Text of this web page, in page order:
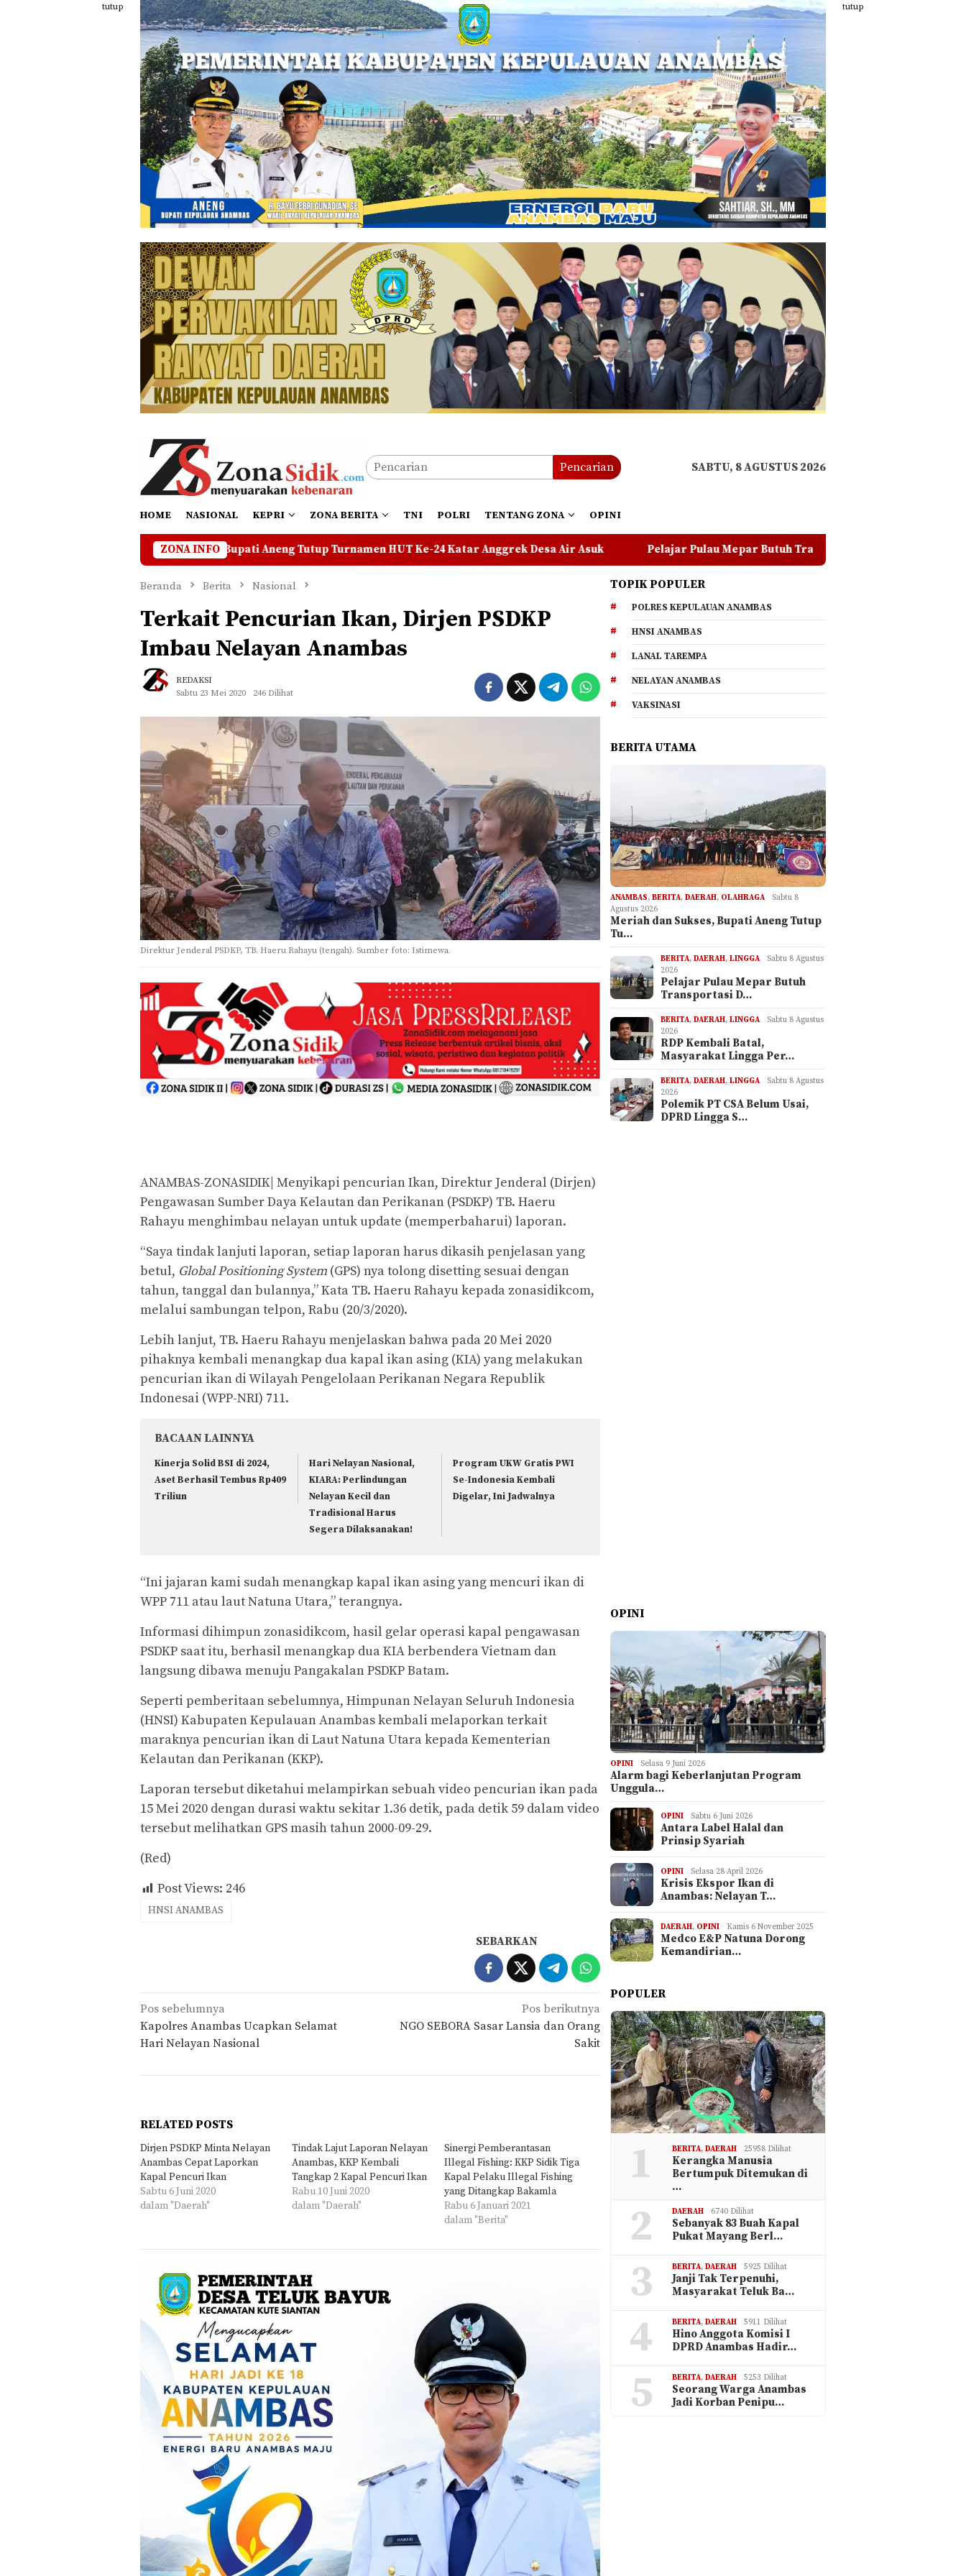
tutup tutup
Pencarian SABTU, 8 AGUSTUS 2026
HOME NASIONAL KEPRI ZONA BERITA TNI POLRI TENTANG ZONA OPINI
ZONA INFO
Meriah dan Sukses, Bupati Aneng Tutup Turnamen HUT Ke-24 Katar Anggrek Desa Air Asuk Pelajar Pulau Mepar Butuh Transportasi Darat, Warga Minta Pemkab Lingga
Beranda Berita Nasional
Terkait Pencurian Ikan, Dirjen PSDKP
Imbau Nelayan Anambas
REDAKSI
Sabtu 23 Mei 2020
246 Dilihat
Direktur Jenderal PSDKP, TB. Haeru Rahayu (tengah). Sumber foto: Istimewa.
ANAMBAS-ZONASIDIK| Menyikapi pencurian Ikan, Direktur Jenderal (Dirjen)
Pengawasan Sumber Daya Kelautan dan Perikanan (PSDKP) TB. Haeru
Rahayu menghimbau nelayan untuk update (memperbaharui) laporan.
“Saya tindak lanjuti laporan, setiap laporan harus dikasih penjelasan yang
betul, Global Positioning System (GPS) nya tolong disetting sesuai dengan
tahun, tanggal dan bulannya,” Kata TB. Haeru Rahayu kepada zonasidikcom,
melalui sambungan telpon, Rabu (20/3/2020).
Lebih lanjut, TB. Haeru Rahayu menjelaskan bahwa pada 20 Mei 2020
pihaknya kembali menangkap dua kapal ikan asing (KIA) yang melakukan
pencurian ikan di Wilayah Pengelolaan Perikanan Negara Republik
Indonesai (WPP-NRI) 711.
BACAAN LAINNYA
Kinerja Solid BSI di 2024,
Aset Berhasil Tembus Rp409
Triliun
Hari Nelayan Nasional,
KIARA: Perlindungan
Nelayan Kecil dan
Tradisional Harus
Segera Dilaksanakan!
Program UKW Gratis PWI
Se-Indonesia Kembali
Digelar, Ini Jadwalnya
“Ini jajaran kami sudah menangkap kapal ikan asing yang mencuri ikan di
WPP 711 atau laut Natuna Utara,” terangnya.
Informasi dihimpun zonasidikcom, hasil gelar operasi kapal pengawasan
PSDKP saat itu, berhasil menangkap dua KIA berbendera Vietnam dan
langsung dibawa menuju Pangakalan PSDKP Batam.
Seperti pemberitaan sebelumnya, Himpunan Nelayan Seluruh Indonesia
(HNSI) Kabupaten Kepulauan Anambas kembali melaporkan terkait
maraknya pencurian ikan di Laut Natuna Utara kepada Kementerian
Kelautan dan Perikanan (KKP).
Laporan tersebut diketahui melampirkan sebuah video pencurian ikan pada
15 Mei 2020 dengan durasi waktu sekitar 1.36 detik, pada detik 59 dalam video
tersebut melihatkan GPS masih tahun 2000-09-29.
(Red)
Post Views: 246
HNSI ANAMBAS
SEBARKAN
Navigasi
pos
Pos sebelumnya
Kapolres Anambas Ucapkan Selamat
Hari Nelayan Nasional
Pos berikutnya
NGO SEBORA Sasar Lansia dan Orang
Sakit
RELATED POSTS
Dirjen PSDKP Minta Nelayan
Anambas Cepat Laporkan
Kapal Pencuri Ikan
Sabtu 6 Juni 2020
dalam "Daerah"
Tindak Lajut Laporan Nelayan
Anambas, KKP Kembali
Tangkap 2 Kapal Pencuri Ikan
Rabu 10 Juni 2020
dalam "Daerah"
Sinergi Pemberantasan
Illegal Fishing: KKP Sidik Tiga
Kapal Pelaku Illegal Fishing
yang Ditangkap Bakamla
Rabu 6 Januari 2021
dalam "Berita"
TOPIK POPULER
POLRES KEPULAUAN ANAMBAS
HNSI ANAMBAS
LANAL TAREMPA
NELAYAN ANAMBAS
VAKSINASI
BERITA UTAMA
ANAMBAS,BERITA,DAERAH, OLAHRAGA
Sabtu 8
Agustus 2026
Meriah dan Sukses, Bupati Aneng Tutup
Tu…
BERITA,DAERAH,LINGGA
Sabtu 8 Agustus
2026
Pelajar Pulau Mepar Butuh
Transportasi D…
BERITA,DAERAH,LINGGA
Sabtu 8 Agustus
2026
RDP Kembali Batal,
Masyarakat Lingga Per…
BERITA,DAERAH,LINGGA
Sabtu 8 Agustus
2026
Polemik PT CSA Belum Usai,
DPRD Lingga S…
OPINI
OPINI Selasa 9 Juni 2026
Alarm bagi Keberlanjutan Program
Unggula…
OPINI Sabtu 6 Juni 2026
Antara Label Halal dan
Prinsip Syariah
OPINI Selasa 28 April 2026
Krisis Ekspor Ikan di
Anambas: Nelayan T…
DAERAH, OPINI Kamis 6 November 2025
Medco E&P Natuna Dorong
Kemandirian…
POPULER
1 BERITA,DAERAH 25958 Dilihat
Kerangka Manusia
Bertumpuk Ditemukan di
…
2 DAERAH 6740 Dilihat
Sebanyak 83 Buah Kapal
Pukat Mayang Berl…
3 BERITA,DAERAH 5925 Dilihat
Janji Tak Terpenuhi,
Masyarakat Teluk Ba…
4 BERITA,DAERAH 5911 Dilihat
Hino Anggota Komisi I
DPRD Anambas Hadir…
5 BERITA,DAERAH 5253 Dilihat
Seorang Warga Anambas
Jadi Korban Penipu…